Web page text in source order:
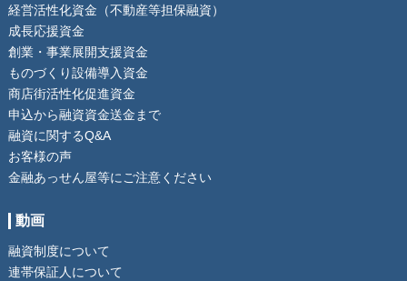
経営活性化資金（不動産等担保融資）
成長応援資金
創業・事業展開支援資金
ものづくり設備導入資金
商店街活性化促進資金
申込から融資資金送金まで
融資に関するQ&A
お客様の声
金融あっせん屋等にご注意ください
動画
融資制度について
連帯保証人について